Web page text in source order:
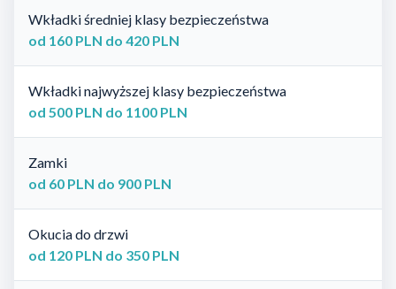
Wkładki średniej klasy bezpieczeństwa
od 160 PLN do 420 PLN
Wkładki najwyższej klasy bezpieczeństwa
od 500 PLN do 1100 PLN
Zamki
od 60 PLN do 900 PLN
Okucia do drzwi
od 120 PLN do 350 PLN